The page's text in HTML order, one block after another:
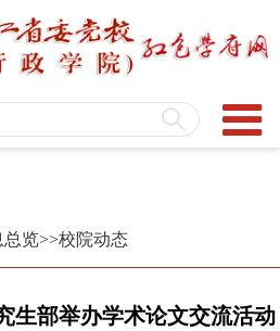
总览>>校院动态
生部举办学术论文交流活动